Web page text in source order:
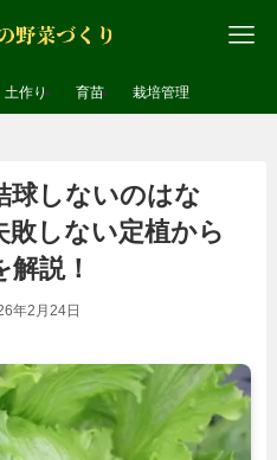
土作り 育苗 栽培管理
球しないのはな
敗しない定植から
説！
年2月24日